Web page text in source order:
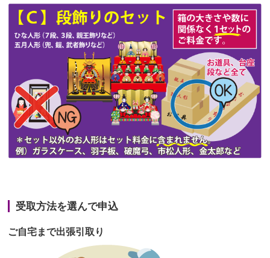
第48回人形供養祭令和3年12月3日(金)
第47回人形供養祭 令和3年10月11日(月)
第46回人形供養祭 令和3年9月13日(月)
第45回人形供養祭令和3年7月12日(月)
第44回人形供養祭令和3年6月3日(木)
第43回人形供養祭令和3年4月23日(金)
第39回人形供養祭令和2年10月22日(木)
受取方法を選んで申込
ご自宅まで出張引取り